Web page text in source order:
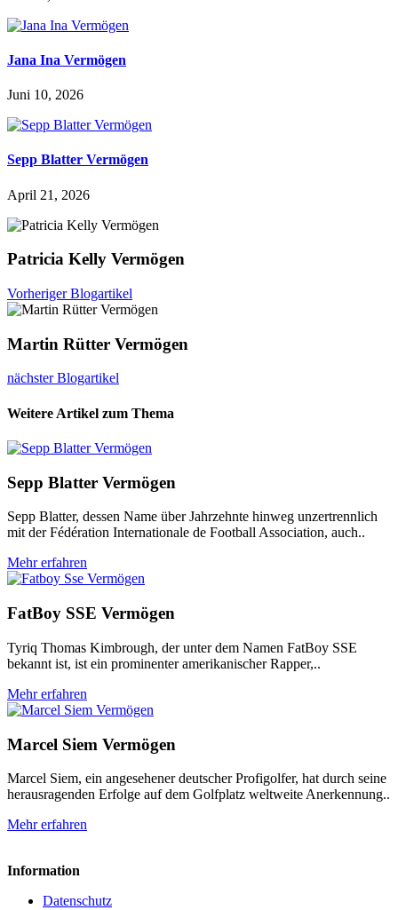
Jana Ina Vermögen
Juni 10, 2026
Sepp Blatter Vermögen
April 21, 2026
Patricia Kelly Vermögen
Vorheriger Blogartikel
Martin Rütter Vermögen
nächster Blogartikel
Weitere Artikel zum Thema
Sepp Blatter Vermögen
Sepp Blatter, dessen Name über Jahrzehnte hinweg unzertrennlich
mit der Fédération Internationale de Football Association, auch..
Mehr erfahren
FatBoy SSE Vermögen
Tyriq Thomas Kimbrough, der unter dem Namen FatBoy SSE
bekannt ist, ist ein prominenter amerikanischer Rapper,..
Mehr erfahren
Marcel Siem Vermögen
Marcel Siem, ein angesehener deutscher Profigolfer, hat durch seine
herausragenden Erfolge auf dem Golfplatz weltweite Anerkennung..
Mehr erfahren
Information
Datenschutz